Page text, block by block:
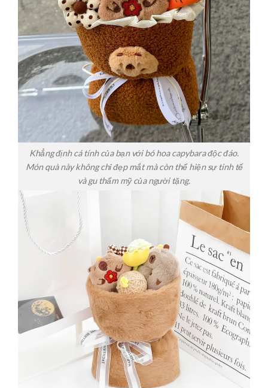
Khẳng định cá tính của bạn với bó hoa capybara độc đáo.
Món quà này không chỉ đẹp mắt mà còn thể hiện sự tinh tế
và gu thẩm mỹ của người tặng.